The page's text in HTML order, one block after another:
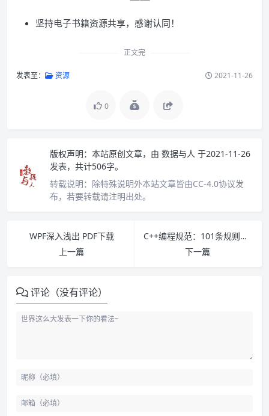
坚持电子书籍资源共享，感谢认同！
正文完
发表至： 资源 2021-11-26
0
版权声明： 本站原创文章，由 数据与人 于2021-11-26
发表，共计506字。
转载说明： 除特殊说明外本站文章皆由CC-4.0协议发
布，若要转载请注明出处。
WPF深入浅出 PDF下载
上一篇
C++编程规范：101条规则准则与最佳实践 pdf下载
下一篇
评论（没有评论）